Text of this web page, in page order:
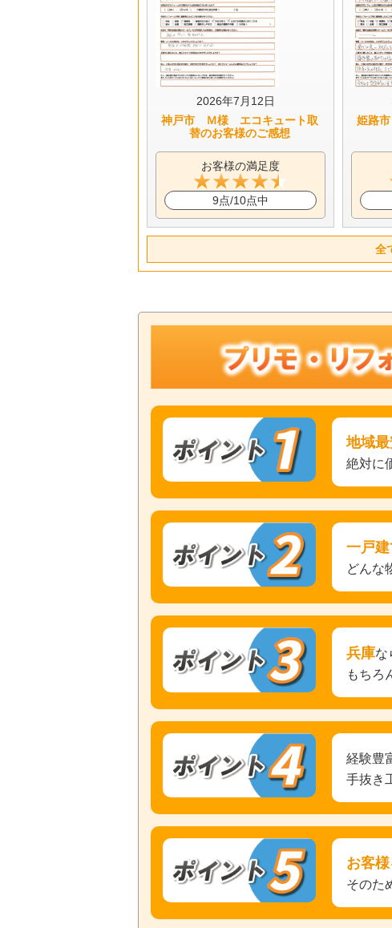
2026年7月12日
神戸市 Ｍ様 エコキュート取
替のお客様のご感想
お客様の満足度
9点/10点中
姫路
全
地域
絶対に
一戸建
どんな
兵庫な
もちろ
経験豊
手抜き
お客
そのた